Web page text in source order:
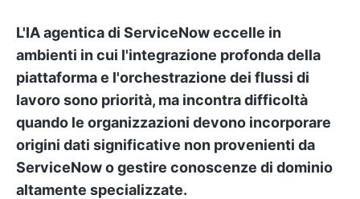
L'IA agentica di ServiceNow eccelle in
ambienti in cui l'integrazione profonda della
piattaforma e l'orchestrazione dei flussi di
lavoro sono priorità, ma incontra difficoltà
quando le organizzazioni devono incorporare
origini dati significative non provenienti da
ServiceNow o gestire conoscenze di dominio
altamente specializzate.